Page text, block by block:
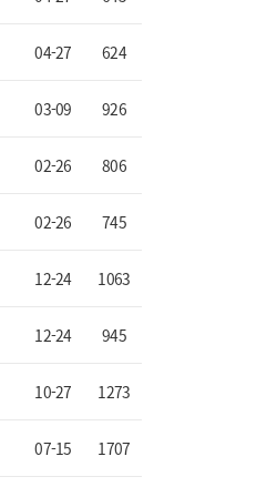
04-27 624
03-09 926
02-26 806
02-26 745
12-24 1063
12-24 945
10-27 1273
07-15 1707